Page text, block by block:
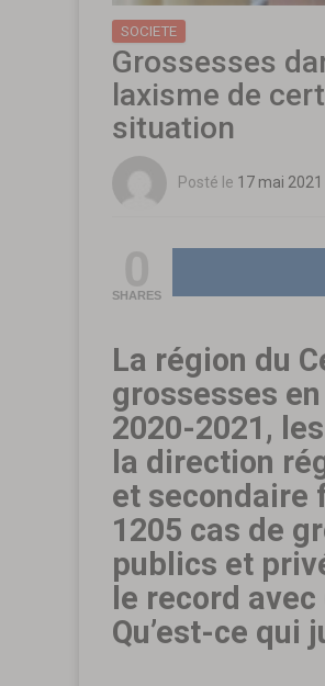
SOCIETE
Grossesses
laxisme de
situation
Posté le 17 mai 2021
SHARES
La région du
grossesses
2020-2021,
la direction
et secondaire
1205 cas de
publics et
le record
Qu’est-ce qui